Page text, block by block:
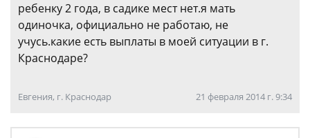
ребенку 2 года, в садике мест нет.я мать
одиночка, официально не работаю, не
учусь.какие есть выплаты в моей ситуации в г.
Краснодаре?
Евгения, г. Краснодар 21 февраля 2014 г. 9:34